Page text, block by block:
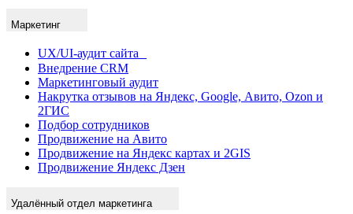
Маркетинг
UX/UI-аудит сайта
Внедрение CRM
Маркетинговый аудит
Накрутка отзывов на Яндекс, Google, Авито, Ozon и
2ГИС
Подбор сотрудников
Продвижение на Авито
Продвижение на Яндекс картах и 2GIS
Продвижение Яндекс Дзен
Удалённый отдел маркетинга